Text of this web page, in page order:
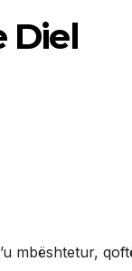
Diel
mbështetur,